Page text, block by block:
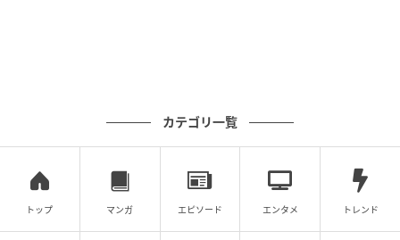
ブログ：くまお（ くまおのマンガ堂 ）
カテゴリ一覧
トップ マンガ エピソード エンタメ トレンド